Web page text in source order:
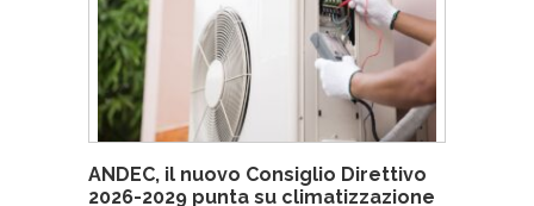
ANDEC, il nuovo Consiglio Direttivo
2026-2029 punta su climatizzazione